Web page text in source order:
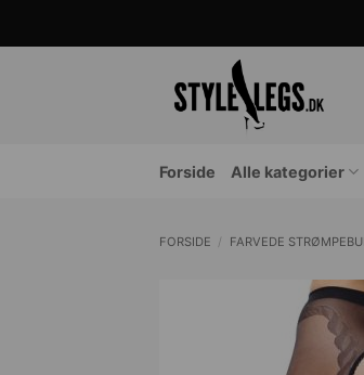
Forside Alle kategorier
FORSIDE / FARVEDE